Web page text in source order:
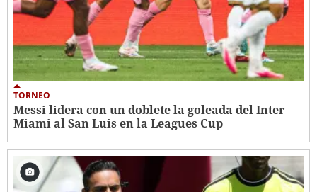
TORNEO
Messi lidera con un doblete la goleada del Inter
Miami al San Luis en la Leagues Cup